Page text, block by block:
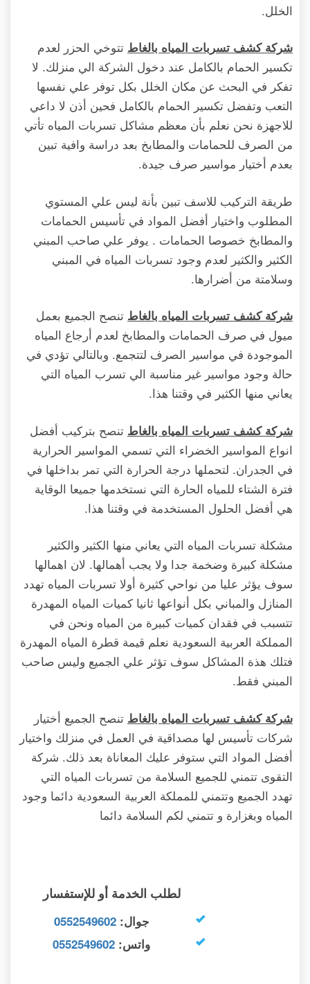
الخلل.
شركة كشف تسربات المياه بالغاط تتوخي الحزر لعدم
تكسير الحمام بالكامل عند دخول الشركة الي منزلك. لا
تفكر في البحث عن مكان الخلل بكل توفر علي نفسها
التعب وتفضل تكسير الحمام بالكامل فحين أذن لا داعي
للاجهزة نحن نعلم بأن معظم مشاكل تسربات المياه تأتي
من الصرف للحمامات والمطابخ بعد دراسة وافية تبين
بعدم أختيار مواسير صرف جيدة.
طريقة التركيب للاسف تبين بأنة ليس علي المستوي
المطلوب واختيار أفضل المواد في تأسيس الحمامات
والمطابخ خصوصا الحمامات . يوفر علي صاحب المبني
الكثير والكثير لعدم وجود تسربات المياه في المبني
وسلامتة من أضرارها.
شركة كشف تسربات المياه بالغاط تنصح الجميع بعمل
ميول في صرف الحمامات والمطابخ لعدم أرجاع المياه
الموجودة في مواسير الصرف لتتجمع. وبالتالي تؤدي في
حالة وجود مواسير غير مناسبة الي تسرب المياه التي
يعاني منها الكثير في وقتنا هذا.
شركة كشف تسربات المياه بالغاط تنصح بتركيب أفضل
انواع المواسير الخضراء التي تسمي المواسير الحرارية
في الجدران. لتحملها درجة الحرارة التي تمر بداخلها في
فترة الشتاء للمياه الحارة التي نستخدمها جميعا الوقاية
هي أفضل الحلول المستخدمة في وقتنا هذا.
مشكلة تسربات المياه التي يعاني منها الكثير والكثير
مشكلة كبيرة وضخمة جدا ولا يجب أهمالها. لان اهمالها
سوف يؤثر عليا من نواحي كثيرة أولا تسربات المياه تهدد
المنازل والمباني بكل أنواعها ثانيا كميات المياه المهدرة
تتسبب في فقدان كميات كبيرة من المياه ونحن في
المملكة العربية السعودية نعلم قيمة قطرة المياه المهدرة
فتلك هذة المشاكل سوف تؤثر علي الجميع وليس صاحب
المبني فقط.
شركة كشف تسربات المياه بالغاط تنصح الجميع أختيار
شركات تأسيس لها مصداقية في العمل في منزلك واختيار
أفضل المواد التي ستوفر عليك المعاناة بعد ذلك. شركة
التقوى تتمني للجميع السلامة من تسربات المياه التي
تهدد الجميع وتتمني للمملكة العربية السعودية دائما وجود
المياه وبغزارة و تتمني لكم السلامة دائما
لطلب الخدمة أو للإستفسار
جوال:0552549602
واتس: 0552549602